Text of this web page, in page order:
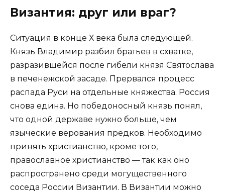
Византия: друг или враг?
Ситуация в конце Х века была следующей.
Князь Владимир разбил братьев в схватке,
разразившейся после гибели князя Святослава
в печенежской засаде. Прервался процесс
распада Руси на отдельные княжества. Россия
снова едина. Но победоносный князь понял,
что одной державе нужно больше, чем
языческие верования предков. Необходимо
принять христианство, кроме того,
православное христианство — так как оно
распространено среди могущественного
соседа России Византии. В Византии можно